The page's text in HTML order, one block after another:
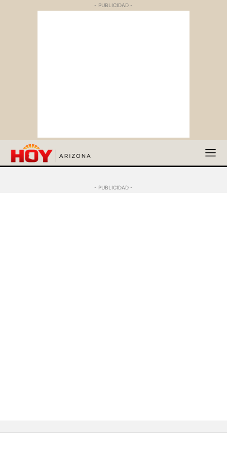
- PUBLICIDAD -
- PUBLICIDAD -